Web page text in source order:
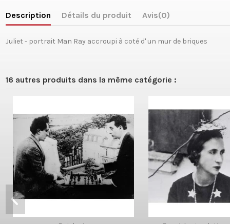
Description Détails du produit Avis(0)
Juliet - portrait Man Ray accroupi à coté d' un mur de briques
16 autres produits dans la même catégorie :